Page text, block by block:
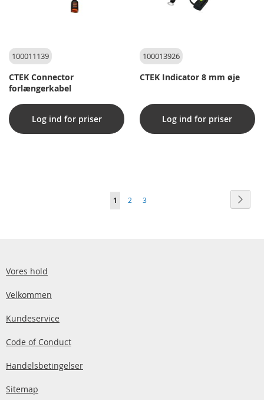
100011139
CTEK Connector
forlængerkabel
Log ind for priser
100013926
CTEK Indicator 8 mm øje
Log ind for priser
Du
1 Side
2 Side
3
Vores hold
Velkommen
Kundeservice
Code of Conduct
Handelsbetingelser
Sitemap